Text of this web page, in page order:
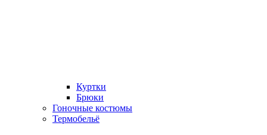
Куртки
Брюки
Гоночные костюмы
Термобельё